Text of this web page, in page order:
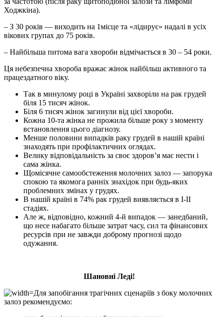
Ходжкіна).
– З 30 років — виходить на 1місце та «лідирує» надалі в усіх
вікових групах до 75 років.
– Найбільша питома вага хвороби відмічається в 30 – 54 роки.
Ця небезпечна хвороба вражає жінок найбільш активного та
працездатного віку.
Так в минулому році в Україні захворіли на рак грудей
біля 15 тисяч жінок.
Біля 6 тисяч жінок загинули від цієї хвороби.
Кожна 10-та жінка не прожила більше року з моменту
встановлення цього діагнозу.
Менше половини випадків раку грудей в нашій країні
знаходять при профілактичних оглядах.
Велику відповідальність за своє здоров’я має нести і
сама жінка.
Щомісячне самообстеження молочних залоз — запорука
спокою та якомога ранніх знахідок при будь-яких
проблемних змінах у грудях.
В нашій країні в 74% рак грудей виявляється в I-II
стадіях.
Але ж, відповідно, кожний 4-й випадок — занедбаний,
що несе набагато більше затрат часу, сил та фінансових
ресурсів при не завжди доброму прогнозі щодо
одужання.
Шановні Леді!
Для запобігання трагічних сценаріїв з боку молочних
залоз рекомендуємо: